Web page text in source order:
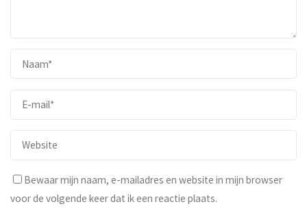
Bewaar mijn naam, e-mailadres en website in mijn browser
voor de volgende keer dat ik een reactie plaats.